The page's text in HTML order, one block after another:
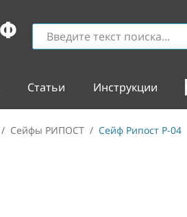
Статьи Инструкции
/ Сейфы РИПОСТ / Сейф Рипост Р-04